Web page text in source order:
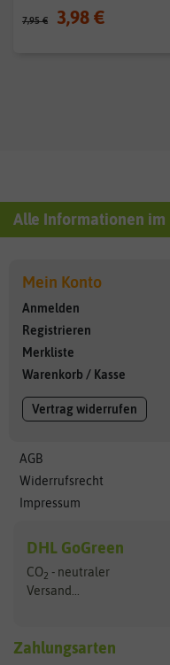
7,95 € 3,98 €
Alle Informationen
Mein Konto
Anmelden
Registrieren
Merkliste
Warenkorb / Kasse
Vertrag widerrufen
AGB
Widerrufsrecht
Impressum
DHL GoGreen
CO2 - neutraler
Versand...
Zahlungsarten